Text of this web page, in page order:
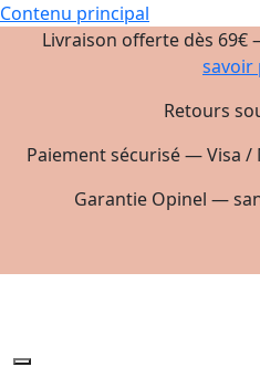
Contenu principal
Livraison offerte dès
savoir
Retours
Paiement sécurisé — Visa /
Garantie Opinel —